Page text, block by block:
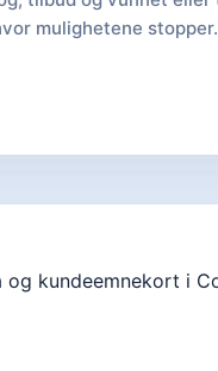
mulighetene stopper.